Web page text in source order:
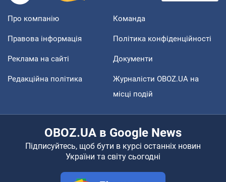
Про компанію Команда
Правова інформація Політика конфіденційності
Реклама на сайті Документи
Редакційна політика
Журналісти OBOZ.UA на
місці подій
OBOZ.UA в Google News
Підписуйтесь, щоб бути в курсі останніх новин
України та світу сьогодні